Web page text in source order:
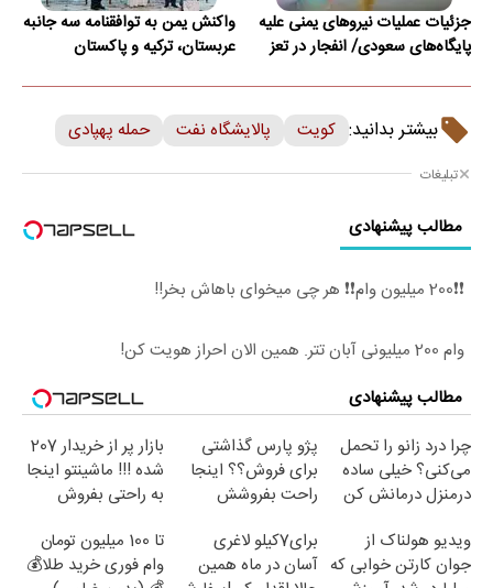
جزئیات عملیات نیروهای یمنی علیه
پایگاه‌های سعودی/ انفجار در تعز
واکنش یمن به توافقنامه سه جانبه
عربستان، ترکیه و پاکستان
بیشتر بدانید: کویت پالایشگاه نفت حمله پهپادی
تبلیغات
مطالب پیشنهادی
❗❗200 میلیون وام❗❗ هر چی میخوای باهاش بخر!!
وام 200 میلیونی آبان تتر. همین الان احراز هویت کن!
مطالب پیشنهادی
چرا درد زانو را تحمل
می‌کنی؟ خیلی ساده
درمنزل درمانش کن
پژو پارس گذاشتی
برای فروش؟؟ اینجا
راحت بفروشش
بازار پر از خریدار 207
شده !!! ماشینتو اینجا
به راحتی بفروش
ویدیو هولناک از
جوان کارتن خوابی که
برای7کیلو لاغری
آسان در ماه همین
تا 100 میلیون تومان
وام فوری خرید طلا💰